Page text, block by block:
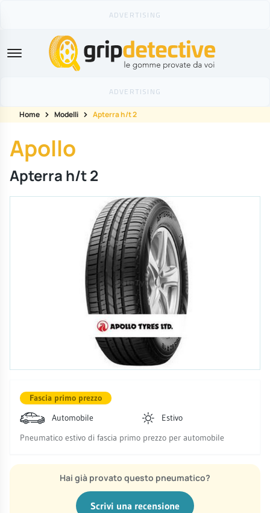
GripDetective
Home Modelli Apterra h/t 2
Apollo
Apterra h/t 2
Fascia primo prezzo
Automobile
Estivo
Pneumatico estivo di fascia primo prezzo per automobile
Hai già provato questo pneumatico?
Scrivi una recensione